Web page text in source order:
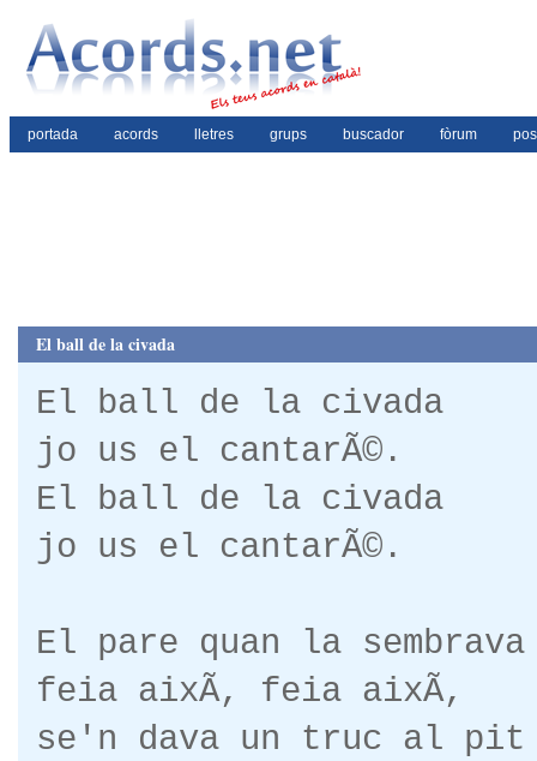
portada acords lletres grups buscador fòrum
El ball de la civada
El ball de la civada
jo us el cantarÃ©.
El ball de la civada
jo us el cantarÃ©.
El pare quan la sembrava
feia aixÃ­, feia aixÃ­,
se'n dava un truc al pit